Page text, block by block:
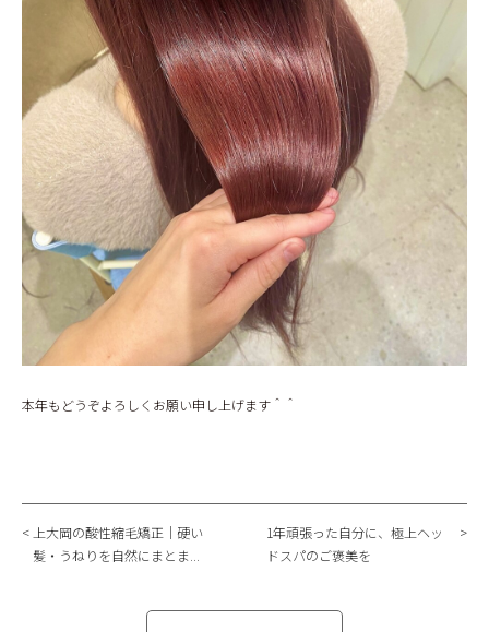
本年もどうぞよろしくお願い申し上げます＾＾
上大岡の酸性縮毛矯正｜硬い
髪・うねりを自然にまとま...
1年頑張った自分に、極上ヘッ
ドスパのご褒美を